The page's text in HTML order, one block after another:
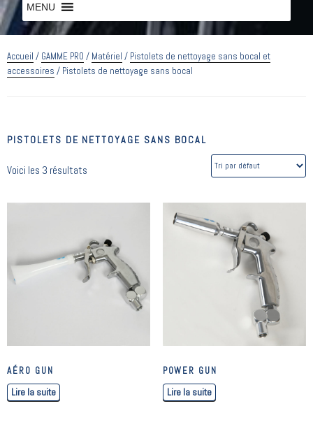
MENU
Accueil / GAMME PRO / Matériel / Pistolets de nettoyage sans bocal et
accessoires / Pistolets de nettoyage sans bocal
PISTOLETS DE NETTOYAGE SANS BOCAL
Voici les 3 résultats
AÉRO GUN
Lire la suite
POWER GUN
Lire la suite